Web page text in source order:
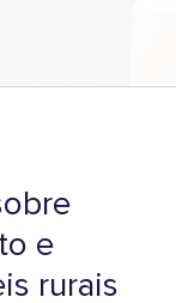
e
rurais